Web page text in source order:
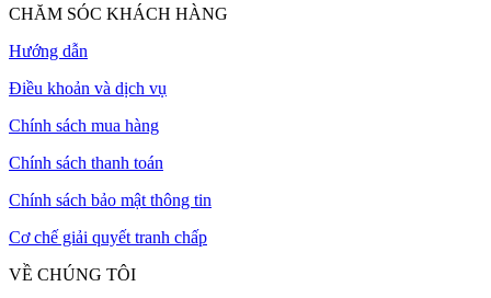
CHĂM SÓC KHÁCH HÀNG
Hướng dẫn
Điều khoản và dịch vụ
Chính sách mua hàng
Chính sách thanh toán
Chính sách bảo mật thông tin
Cơ chế giải quyết tranh chấp
VỀ CHÚNG TÔI